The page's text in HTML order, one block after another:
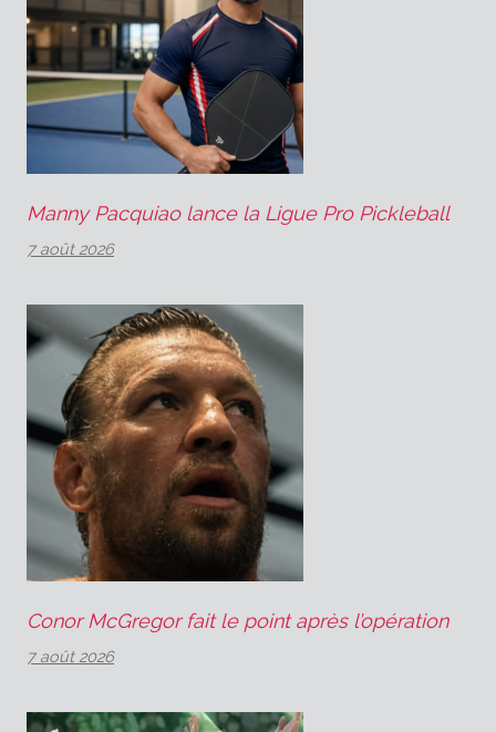
Manny Pacquiao lance la Ligue Pro Pickleball
7 août 2026
Conor McGregor fait le point après l’opération
7 août 2026